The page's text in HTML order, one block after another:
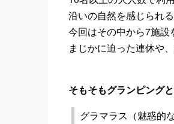
沿いの自然を感じられ
今回はその中から7施設
まじかに迫った連休や
そもそもグランピング
グラマラス（魅惑的